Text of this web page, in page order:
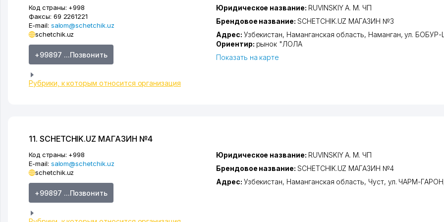
Код страны: +998
Факсы: 69 2261221
E-mail: salom@schetchik.uz
schetchik.uz
+99897 ...Позвонить
Рубрики, к которым относится организация
Юридическое название: RUVINSKIY A. M. ЧП
Брендовое название: SCHETCHIK.UZ МАГАЗИН №3
Адрес: Узбекистан, Наманганская область, Наманган,ул.
Ориентир: рынок "ЛОЛА
Показать на карте
11. SCHETCHIK.UZ МАГАЗИН №4
Код страны: +998
E-mail: salom@schetchik.uz
schetchik.uz
+99897 ...Позвонить
Юридическое название: RUVINSKIY A. M. ЧП
Брендовое название: SCHETCHIK.UZ МАГАЗИН №4
Адрес: Узбекистан, Наманганская область, Чуст, ул. ЧАРМ-ГАРОН